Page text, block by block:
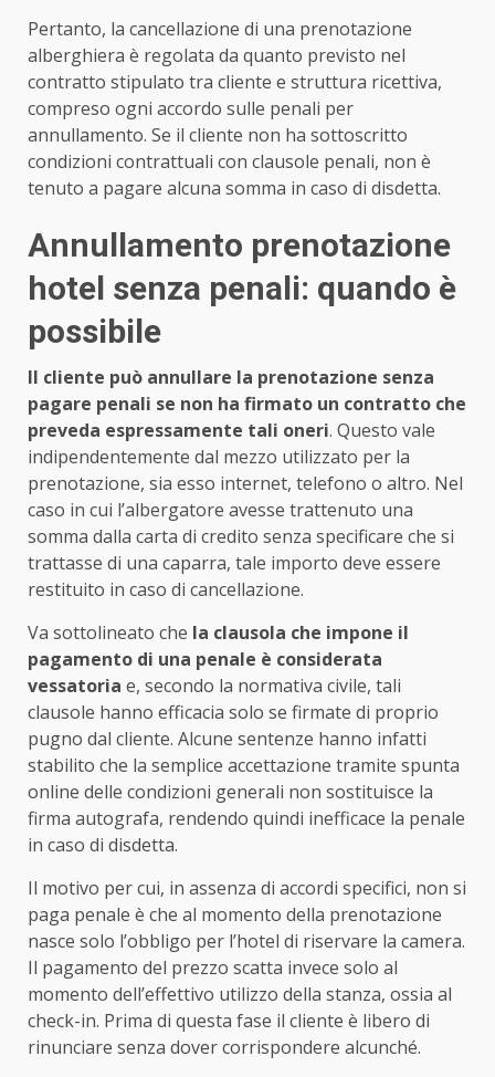
Pertanto, la cancellazione di una prenotazione
alberghiera è regolata da quanto previsto nel
contratto stipulato tra cliente e struttura ricettiva,
compreso ogni accordo sulle penali per
annullamento. Se il cliente non ha sottoscritto
condizioni contrattuali con clausole penali, non è
tenuto a pagare alcuna somma in caso di disdetta.
Annullamento prenotazione
hotel senza penali: quando è
possibile
Il cliente può annullare la prenotazione senza
pagare penali se non ha firmato un contratto che
preveda espressamente tali oneri. Questo vale
indipendentemente dal mezzo utilizzato per la
prenotazione, sia esso internet, telefono o altro. Nel
caso in cui l’albergatore avesse trattenuto una
somma dalla carta di credito senza specificare che si
trattasse di una caparra, tale importo deve essere
restituito in caso di cancellazione.
Va sottolineato che la clausola che impone il
pagamento di una penale è considerata
vessatoria e, secondo la normativa civile, tali
clausole hanno efficacia solo se firmate di proprio
pugno dal cliente. Alcune sentenze hanno infatti
stabilito che la semplice accettazione tramite spunta
online delle condizioni generali non sostituisce la
firma autografa, rendendo quindi inefficace la penale
in caso di disdetta.
Il motivo per cui, in assenza di accordi specifici, non si
paga penale è che al momento della prenotazione
nasce solo l’obbligo per l’hotel di riservare la camera.
Il pagamento del prezzo scatta invece solo al
momento dell’effettivo utilizzo della stanza, ossia al
check-in. Prima di questa fase il cliente è libero di
rinunciare senza dover corrispondere alcunché.